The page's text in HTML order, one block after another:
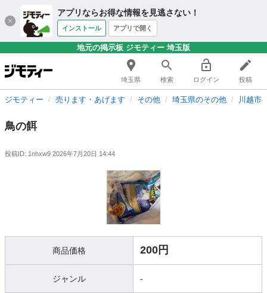
アプリならお得な情報を見逃さない！
インストール アプリで開く
地元の掲示板 ジモティー 埼玉版
埼玉県 検索 ログイン 投稿
ジモティー 売ります・あげます その他 埼玉県のその他 川越市
鳥の餌
投稿ID: 1nhxw9 2026年7月20日 14:44
商品価格 200円
ジャンル -